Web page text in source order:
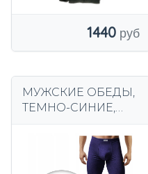
1440
МУЖСКИЕ ОБЕДЫ,
ТЕМНО-СИНИЕ,